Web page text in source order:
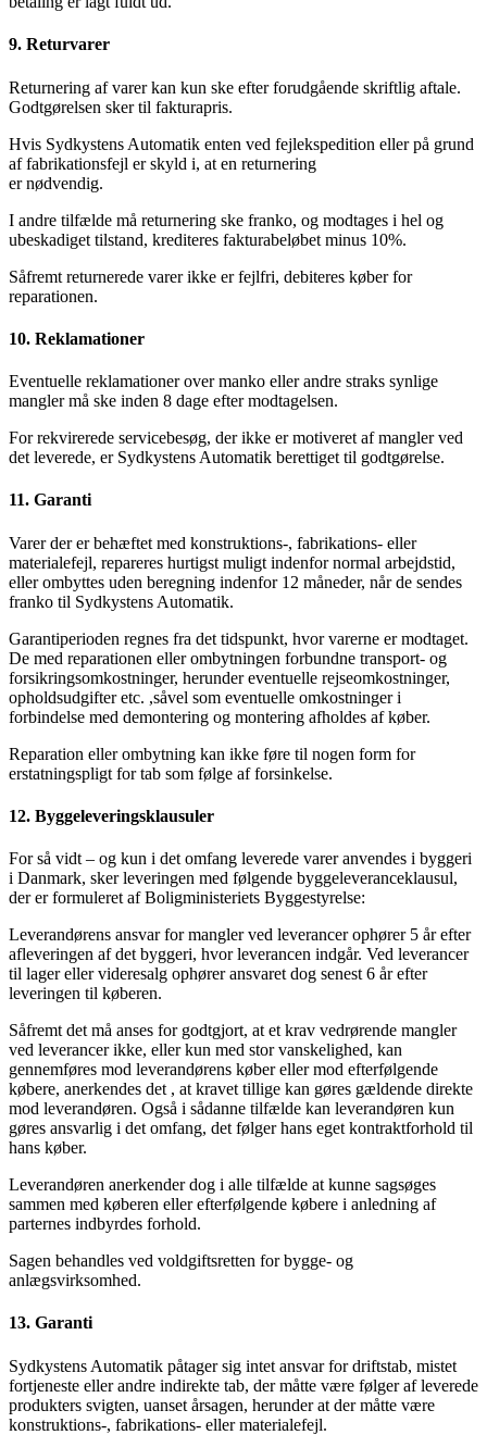
9. Returvarer
Returnering af varer kan kun ske efter forudgående skriftlig aftale.
Godtgørelsen sker til fakturapris.
Hvis Sydkystens Automatik enten ved fejlekspedition eller på grund
af fabrikationsfejl er skyld i, at en returnering
er nødvendig.
I andre tilfælde må returnering ske franko, og modtages i hel og
ubeskadiget tilstand, krediteres fakturabeløbet minus 10%.
Såfremt returnerede varer ikke er fejlfri, debiteres køber for
reparationen.
10. Reklamationer
Eventuelle reklamationer over manko eller andre straks synlige
mangler må ske inden 8 dage efter modtagelsen.
For rekvirerede servicebesøg, der ikke er motiveret af mangler ved
det leverede, er Sydkystens Automatik berettiget til godtgørelse.
11. Garanti
Varer der er behæftet med konstruktions-, fabrikations- eller
materialefejl, repareres hurtigst muligt indenfor normal arbejdstid,
eller ombyttes uden beregning indenfor 12 måneder, når de sendes
franko til Sydkystens Automatik.
Garantiperioden regnes fra det tidspunkt, hvor varerne er modtaget.
De med reparationen eller ombytningen forbundne transport- og
forsikringsomkostninger, herunder eventuelle rejseomkostninger,
opholdsudgifter etc. ,såvel som eventuelle omkostninger i
forbindelse med demontering og montering afholdes af køber.
Reparation eller ombytning kan ikke føre til nogen form for
erstatningspligt for tab som følge af forsinkelse.
12. Byggeleveringsklausuler
For så vidt – og kun i det omfang leverede varer anvendes i byggeri
i Danmark, sker leveringen med følgende byggeleveranceklausul,
der er formuleret af Boligministeriets Byggestyrelse:
Leverandørens ansvar for mangler ved leverancer ophører 5 år efter
afleveringen af det byggeri, hvor leverancen indgår. Ved leverancer
til lager eller videresalg ophører ansvaret dog senest 6 år efter
leveringen til køberen.
Såfremt det må anses for godtgjort, at et krav vedrørende mangler
ved leverancer ikke, eller kun med stor vanskelighed, kan
gennemføres mod leverandørens køber eller mod efterfølgende
købere, anerkendes det , at kravet tillige kan gøres gældende direkte
mod leverandøren. Også i sådanne tilfælde kan leverandøren kun
gøres ansvarlig i det omfang, det følger hans eget kontraktforhold til
hans køber.
Leverandøren anerkender dog i alle tilfælde at kunne sagsøges
sammen med køberen eller efterfølgende købere i anledning af
parternes indbyrdes forhold.
Sagen behandles ved voldgiftsretten for bygge- og
anlægsvirksomhed.
13. Garanti
Sydkystens Automatik påtager sig intet ansvar for driftstab, mistet
fortjeneste eller andre indirekte tab, der måtte være følger af leverede
produkters svigten, uanset årsagen, herunder at der måtte være
konstruktions-, fabrikations- eller materialefejl.